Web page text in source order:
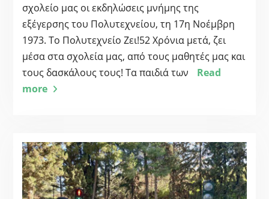
σχολείο μας οι εκδηλώσεις μνήμης της
εξέγερσης του Πολυτεχνείου, τη 17η Νοέμβρη
1973. Το Πολυτεχνείο Ζει!52 Χρόνια μετά, ζει
μέσα στα σχολεία μας, από τους μαθητές μας και
τους δασκάλους τους! Τα παιδιά των
Read
more